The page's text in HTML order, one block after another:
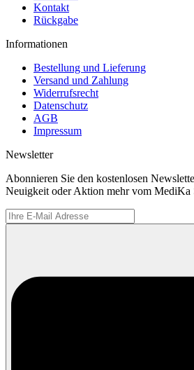
Kontakt
Rückgabe
Informationen
Bestellung und Lieferung
Versand und Zahlung
Widerrufsrecht
Datenschutz
AGB
Impressum
Newsletter
Abonnieren Sie den kostenlosen
Neuigkeit oder Aktion mehr vom MediKa